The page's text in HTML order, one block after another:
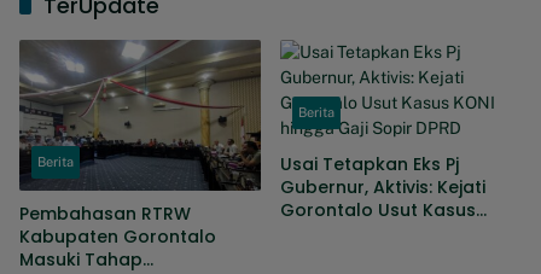
Berita
Pembahasan RTRW
Kabupaten Gorontalo
Masuki Tahap
Berita
Usai Tetapkan Eks Pj
Gubernur, Aktivis: Kejati
Gorontalo Usut Kasus